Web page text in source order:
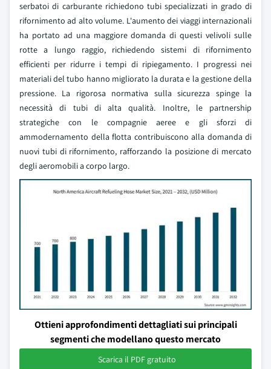
serbatoi di carburante richiedono tubi specializzati in grado di
rifornimento ad alto volume. L'aumento dei viaggi internazionali
ha portato ad una maggiore domanda di questi velivoli sulle
rotte a lungo raggio, richiedendo sistemi di rifornimento
efficienti per ridurre i tempi di ripiegamento. I progressi nei
materiali del tubo hanno migliorato la durata e la gestione della
pressione. La rigorosa normativa sulla sicurezza spinge la
necessità di tubi di alta qualità. Inoltre, le partnership
strategiche con le compagnie aeree e gli sforzi di
ammodernamento della flotta contribuiscono alla domanda di
nuovi tubi di rifornimento, rafforzando la posizione di mercato
degli aeromobili a corpo largo.
Ottieni approfondimenti dettagliati sui principali
segmenti che modellano questo mercato
Scarica il PDF gratuito